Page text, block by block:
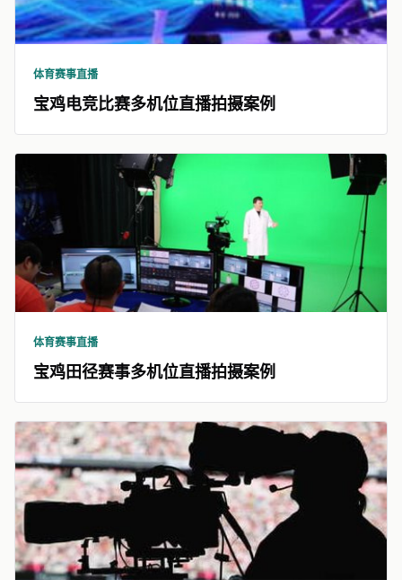
体育赛事直播
宝鸡电竞比赛多机位直播拍摄案例
体育赛事直播
宝鸡田径赛事多机位直播拍摄案例